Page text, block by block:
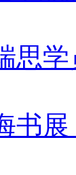
思
书